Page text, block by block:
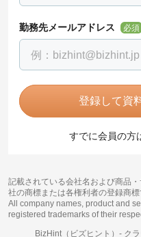
勤務先メールアドレス 必須
登録して資
すでに会員の方
記載されている会社名および商品
社の商標または各権利者の登録商標
All company names, product and
registered trademarks of their
BizHint（ビズヒント）- ク